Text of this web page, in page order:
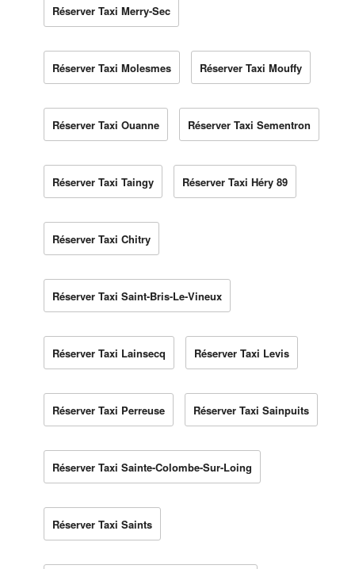
Réserver Taxi Merry-Sec
Réserver Taxi Molesmes Réserver Taxi Mouffy
Réserver Taxi Ouanne Réserver Taxi Sementron
Réserver Taxi Taingy Réserver Taxi Héry 89
Réserver Taxi Chitry
Réserver Taxi Saint-Bris-Le-Vineux
Réserver Taxi Lainsecq Réserver Taxi Levis
Réserver Taxi Perreuse Réserver Taxi Sainpuits
Réserver Taxi Sainte-Colombe-Sur-Loing
Réserver Taxi Saints